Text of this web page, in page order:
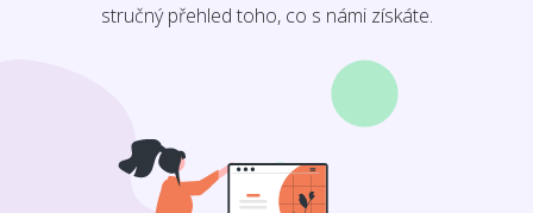
stručný přehled toho, co s námi získáte.